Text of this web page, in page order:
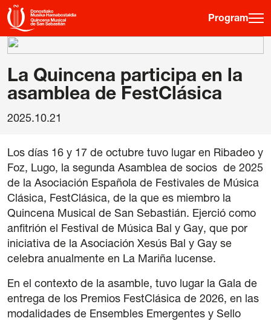
Program
Young public
Musical fortnight
History
Previous editions
Posters
Venues
42 International Course on Romantic Organ
The Green Fortnight
La Quincena participa en la
asamblea de FestClásica
2025.10.21
Los días 16 y 17 de octubre tuvo lugar en Ribadeo y
Foz, Lugo, la segunda Asamblea de socios de 2025
de la Asociación Española de Festivales de Música
Clásica, FestClásica, de la que es miembro la
Quincena Musical de San Sebastián. Ejerció como
anfitrión el Festival de Música Bal y Gay, que por
iniciativa de la Asociación Xesús Bal y Gay se
celebra anualmente en La Mariña lucense.
En el contexto de la asamble, tuvo lugar la Gala de
entrega de los Premios FestClásica de 2026, en las
modalidades de Ensembles Emergentes y Sello